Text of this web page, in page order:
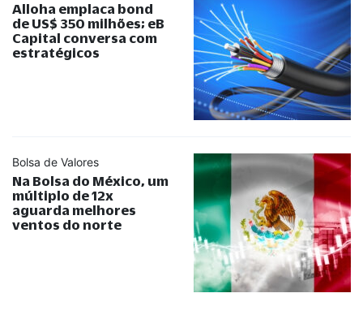
Alloha emplaca bond
de US$ 350 milhões; eB
Capital conversa com
estratégicos
Bolsa de Valores
Na Bolsa do México, um
múltiplo de 12x
aguarda melhores
ventos do norte